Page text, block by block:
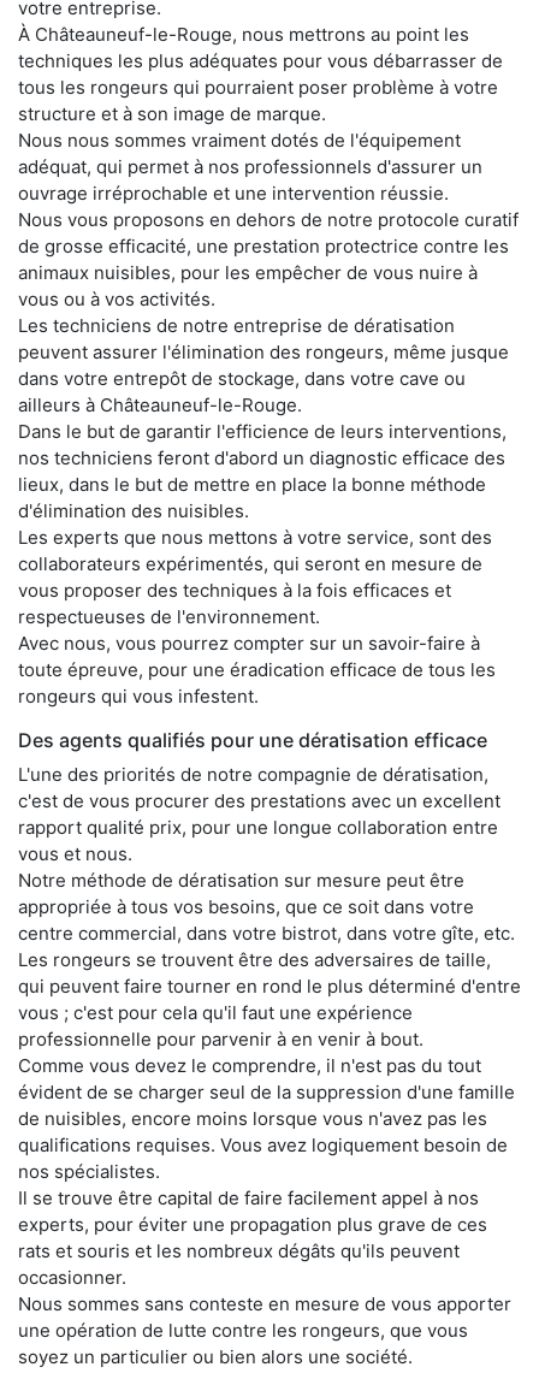
votre entreprise.
À Châteauneuf-le-Rouge, nous mettrons au point les
techniques les plus adéquates pour vous débarrasser de
tous les rongeurs qui pourraient poser problème à votre
structure et à son image de marque.
Nous nous sommes vraiment dotés de l'équipement
adéquat, qui permet à nos professionnels d'assurer un
ouvrage irréprochable et une intervention réussie.
Nous vous proposons en dehors de notre protocole curatif
de grosse efficacité, une prestation protectrice contre les
animaux nuisibles, pour les empêcher de vous nuire à
vous ou à vos activités.
Les techniciens de notre entreprise de dératisation
peuvent assurer l'élimination des rongeurs, même jusque
dans votre entrepôt de stockage, dans votre cave ou
ailleurs à Châteauneuf-le-Rouge.
Dans le but de garantir l'efficience de leurs interventions,
nos techniciens feront d'abord un diagnostic efficace des
lieux, dans le but de mettre en place la bonne méthode
d'élimination des nuisibles.
Les experts que nous mettons à votre service, sont des
collaborateurs expérimentés, qui seront en mesure de
vous proposer des techniques à la fois efficaces et
respectueuses de l'environnement.
Avec nous, vous pourrez compter sur un savoir-faire à
toute épreuve, pour une éradication efficace de tous les
rongeurs qui vous infestent.
Des agents qualifiés pour une dératisation efficace
L'une des priorités de notre compagnie de dératisation,
c'est de vous procurer des prestations avec un excellent
rapport qualité prix, pour une longue collaboration entre
vous et nous.
Notre méthode de dératisation sur mesure peut être
appropriée à tous vos besoins, que ce soit dans votre
centre commercial, dans votre bistrot, dans votre gîte, etc.
Les rongeurs se trouvent être des adversaires de taille,
qui peuvent faire tourner en rond le plus déterminé d'entre
vous ; c'est pour cela qu'il faut une expérience
professionnelle pour parvenir à en venir à bout.
Comme vous devez le comprendre, il n'est pas du tout
évident de se charger seul de la suppression d'une famille
de nuisibles, encore moins lorsque vous n'avez pas les
qualifications requises. Vous avez logiquement besoin de
nos spécialistes.
Il se trouve être capital de faire facilement appel à nos
experts, pour éviter une propagation plus grave de ces
rats et souris et les nombreux dégâts qu'ils peuvent
occasionner.
Nous sommes sans conteste en mesure de vous apporter
une opération de lutte contre les rongeurs, que vous
soyez un particulier ou bien alors une société.